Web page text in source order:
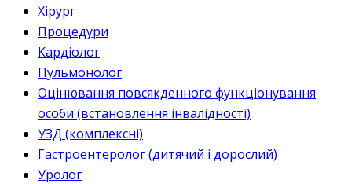
Хірург
Процедури
Кардіолог
Пульмонолог
Оцінювання повсякденного функціонування
особи (встановлення інвалідності)
УЗД (комплексні)
Гастроентеролог (дитячий і дорослий)
Уролог